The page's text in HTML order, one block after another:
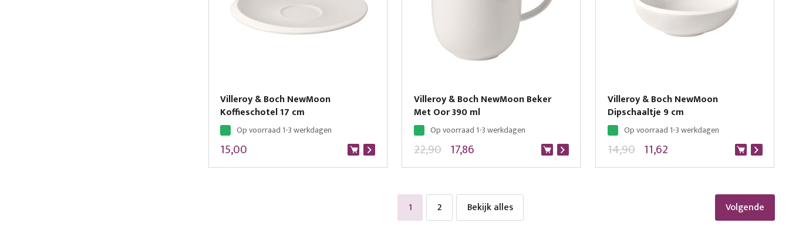
Villeroy & Boch NewMoon
Koffieschotel 17 cm
Op voorraad 1-3 werkdagen
15,00
Villeroy & Boch NewMoon Beker
Met Oor 390 ml
Op voorraad 1-3 werkdagen
17,86
22,90
Villeroy & Boch NewMoon
Dipschaaltje 9 cm
Op voorraad 1-3 werkdagen
11,62
14,90
U lees momenteel pagina
1 Pagina
2 Pagina
Volgende
Bekijk alles
Bekijk alles